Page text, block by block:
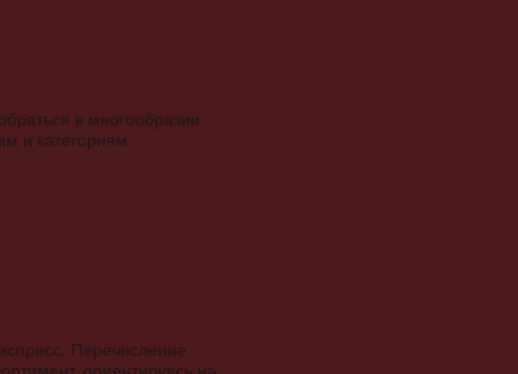
в многообразии
и категориям.
Перечисление
ориентируясь на